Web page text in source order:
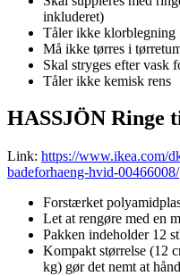
inkluderet)
Tåler ikke klorblegning
Må ikke tørres i
Skal stryges efter vask
Tåler ikke kemisk rens
HASSJÖN Ringe
Link: https://www.ikea.com/
badeforhaeng-hvid-00466008/
Forstærket
Let at rengøre med en
Pakken indeholder 12
Kompakt størrelse (12
kg) gør det nemt at